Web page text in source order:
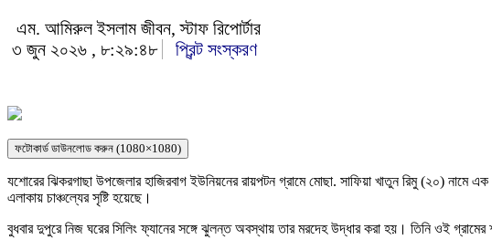
এম. আমিরুল ইসলাম জীবন, স্টাফ রিপোর্টার
৩ জুন ২০২৬ , ৮:২৯:৪৮
প্রিন্ট সংস্করণ
ফটোকার্ড ডাউনলোড করুন (1080×1080)
যশোরের ঝিকরগাছা উপজেলার হাজিরবাগ ইউনিয়নের রায়পটন গ্রামে মোছা. সাফিয়া খাতুন রিমু (২০) নামে
এলাকায় চাঞ্চল্যের সৃষ্টি হয়েছে।
বুধবার দুপুরে নিজ ঘরের সিলিং ফ্যানের সঙ্গে ঝুলন্ত অবস্থায় তার মরদেহ উদ্ধার করা হয়। তিনি ওই গ্রামের